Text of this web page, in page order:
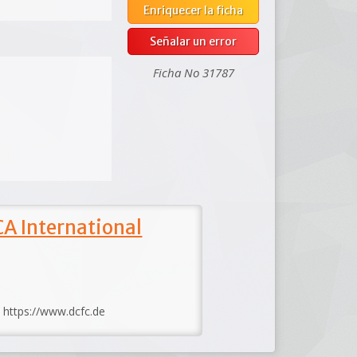
Enriquecer la ficha
Señalar un error
Ficha No 31787
International
https://www.dcfc.de